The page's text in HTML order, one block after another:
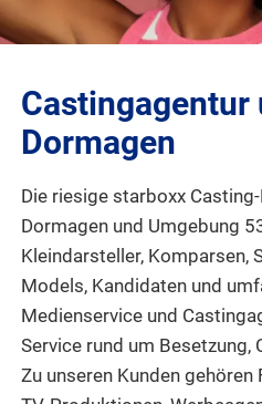
PROJEKTE
LOGIN
EN
Castingagentur
Dormagen
Die riesige starboxx
Dormagen und Umgebung
Kleindarsteller, Komparsen,
Models, Kandidaten und
Medienservice und
Service rund um Besetzung,
Zu unseren Kunden gehören